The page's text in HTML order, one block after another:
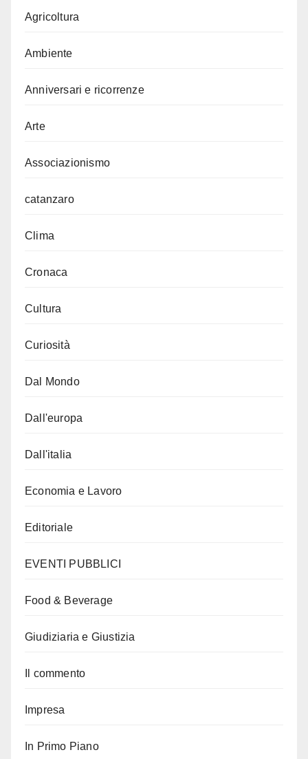
Agricoltura
Ambiente
Anniversari e ricorrenze
Arte
Associazionismo
catanzaro
Clima
Cronaca
Cultura
Curiosità
Dal Mondo
Dall'europa
Dall'italia
Economia e Lavoro
Editoriale
EVENTI PUBBLICI
Food & Beverage
Giudiziaria e Giustizia
Il commento
Impresa
In Primo Piano